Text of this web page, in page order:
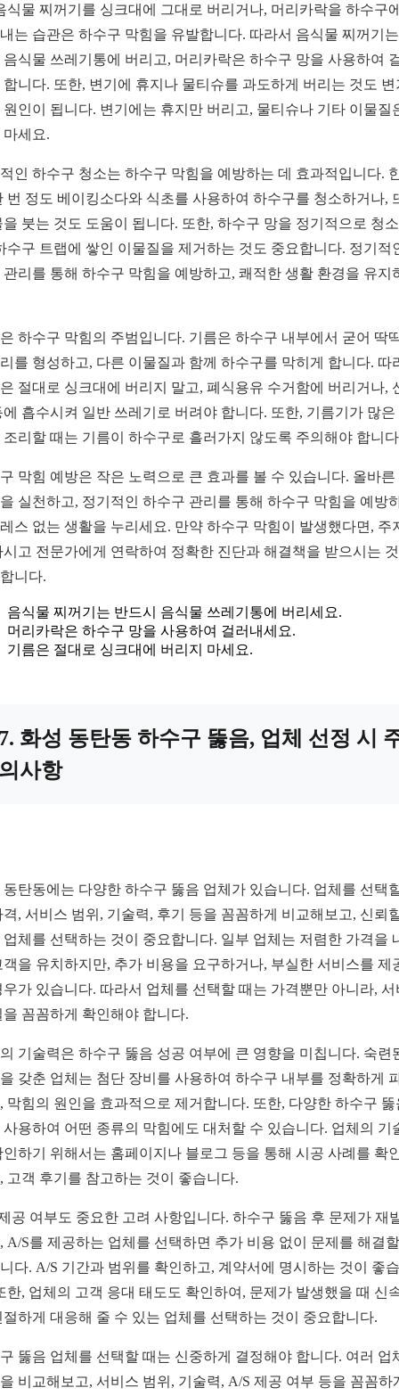
식물 찌꺼기를 싱크대에 그대로 버리거나, 머리카락을 하수구
는 습관은 하수구 막힘을 유발합니다. 따라서 음식물 찌꺼기
음식물 쓰레기통에 버리고, 머리카락은 하수구 망을 사용하여
합니다. 또한, 변기에 휴지나 물티슈를 과도하게 버리는 것도 변
원인이 됩니다. 변기에는 휴지만 버리고, 물티슈나 기타 이물질
마세요.
인 하수구 청소는 하수구 막힘을 예방하는 데 효과적입니다.
번 정도 베이킹소다와 식초를 사용하여 하수구를 청소하거나,
을 붓는 것도 도움이 됩니다. 또한, 하수구 망을 정기적으로 청
수구 트랩에 쌓인 이물질을 제거하는 것도 중요합니다. 정기적
관리를 통해 하수구 막힘을 예방하고, 쾌적한 생활 환경을 유지
하수구 막힘의 주범입니다. 기름은 하수구 내부에서 굳어 딱
를 형성하고, 다른 이물질과 함께 하수구를 막히게 합니다. 따
절대로 싱크대에 버리지 말고, 폐식용유 수거함에 버리거나,
에 흡수시켜 일반 쓰레기로 버려야 합니다. 또한, 기름기가 많은
조리할 때는 기름이 하수구로 흘러가지 않도록 주의해야 합니
막힘 예방은 작은 노력으로 큰 효과를 볼 수 있습니다. 올바른
실천하고, 정기적인 하수구 관리를 통해 하수구 막힘을 예방
스 없는 생활을 누리세요. 만약 하수구 막힘이 발생했다면, 주
시고 전문가에게 연락하여 정확한 진단과 해결책을 받으시는
니다.
음식물 찌꺼기는 반드시 음식물 쓰레기통에 버리세요.
머리카락은 하수구 망을 사용하여 걸러내세요.
기름은 절대로 싱크대에 버리지 마세요.
화성 동탄동 하수구 뚫음, 업체 선정 시
사항
동탄동에는 다양한 하수구 뚫음 업체가 있습니다. 업체를 선택
격, 서비스 범위, 기술력, 후기 등을 꼼꼼하게 비교해보고, 신뢰
업체를 선택하는 것이 중요합니다. 일부 업체는 저렴한 가격을
객을 유치하지만, 추가 비용을 요구하거나, 부실한 서비스를 제
우가 있습니다. 따라서 업체를 선택할 때는 가격뿐만 아니라, 서
을 꼼꼼하게 확인해야 합니다.
기술력은 하수구 뚫음 성공 여부에 큰 영향을 미칩니다. 숙련
갖춘 업체는 첨단 장비를 사용하여 하수구 내부를 정확하게
막힘의 원인을 효과적으로 제거합니다. 또한, 다양한 하수구 뚫
사용하여 어떤 종류의 막힘에도 대처할 수 있습니다. 업체의 기
인하기 위해서는 홈페이지나 블로그 등을 통해 시공 사례를 확
고객 후기를 참고하는 것이 좋습니다.
공 여부도 중요한 고려 사항입니다. 하수구 뚫음 후 문제가 재
A/S를 제공하는 업체를 선택하면 추가 비용 없이 문제를 해결
다. A/S 기간과 범위를 확인하고, 계약서에 명시하는 것이 좋
한, 업체의 고객 응대 태도도 확인하여, 문제가 발생했을 때 신
절하게 대응해 줄 수 있는 업체를 선택하는 것이 중요합니다.
뚫음 업체를 선택할 때는 신중하게 결정해야 합니다. 여러 업
비교해보고, 서비스 범위, 기술력, A/S 제공 여부 등을 꼼꼼하